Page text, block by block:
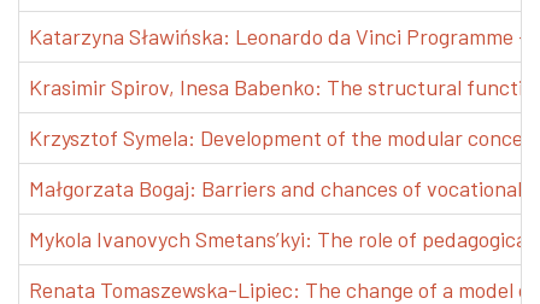
Katarzyna Sławińska: Leonardo da Vinci Programme
Krasimir Spirov, Inesa Babenko: The structural
Krzysztof Symela: Development of the modular
Małgorzata Bogaj: Barriers and chances of vocational
Mykola Ivanovych Smetans’kyi: The role of
Renata Tomaszewska-Lipiec: The change of a model